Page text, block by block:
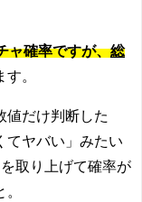
ャ確率ですが、総
。
値だけ判断した
てヤバい」みたい
取り上げて確率が